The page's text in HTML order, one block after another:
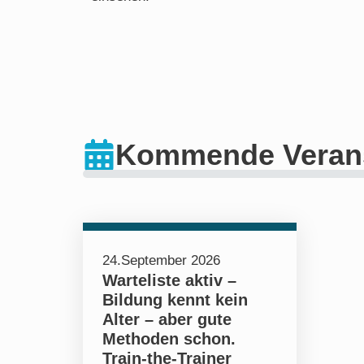
Kommende
24.September 2026
Warteliste aktiv –
Bildung kennt kein
Alter – aber gute
Methoden schon.
Train-the-Trainer